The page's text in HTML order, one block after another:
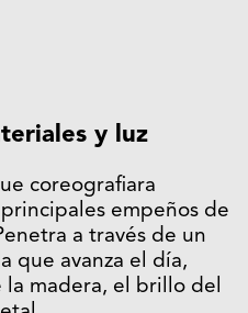
y luz
coreografiara
empeños de
a través de un
que avanza el día,
madera, el brillo del